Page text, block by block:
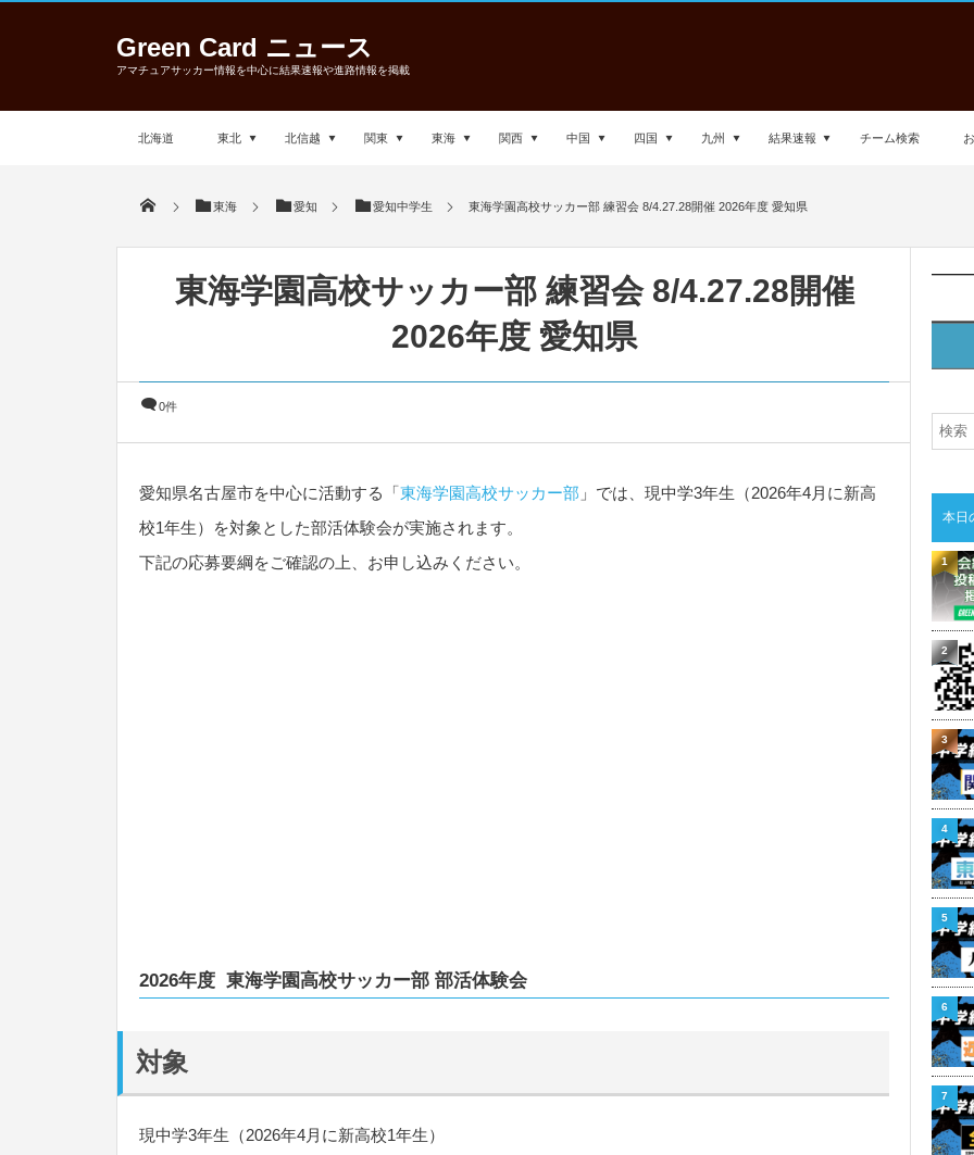
Green Card ニュース
アマチュアサッカー情報を中心に結果速報や進路情報を掲載
北海道 東北 北信越 関東 東海 関西 中国 四国 九州 結果速報 チーム検索
東海 愛知 愛知中学生 東海学園高校サッカー部 練習会 8/4.27.28開催 2026年度 愛知県
東海学園高校サッカー部 練習会 8/4.27.28開催
2026年度 愛知県
0件
愛知県名古屋市を中心に活動する「東海学園高校サッカー部 」では、現中学3年生（2026年4月に新高
校1年生）を対象とした部活体験会が実施されます。
下記の応募要綱をご確認の上、お申し込みください。
2026年度 東海学園高校サッカー部 部活体験会
対象
現中学3年生（2026年4月に新高校1年生）
本日
1
2
3
4
5
6
7